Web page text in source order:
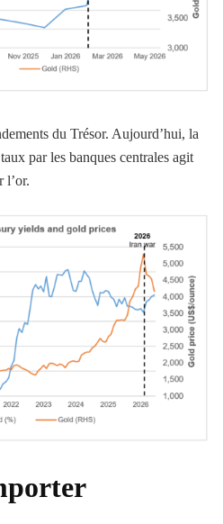
du Trésor. Aujourd’hui, la
par les banques centrales agit
l’or.